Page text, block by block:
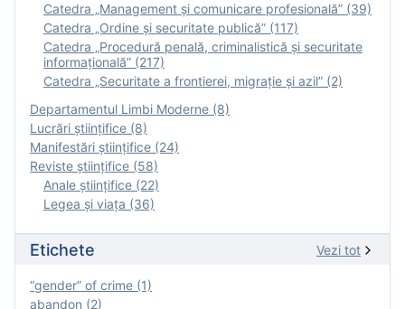
Catedra „Management și comunicare profesională” (39)
Catedra „Ordine și securitate publică” (117)
Catedra „Procedură penală, criminalistică și securitate
informațională” (217)
Catedra „Securitate a frontierei, migrație și azil” (2)
Departamentul Limbi Moderne (8)
Lucrări științifice (8)
Manifestări ştiinţifice (24)
Reviste ştiinţifice (58)
Anale ştiinţifice (22)
Legea şi viaţa (36)
Etichete Vezi tot
“gender” of crime (1)
abandon (2)